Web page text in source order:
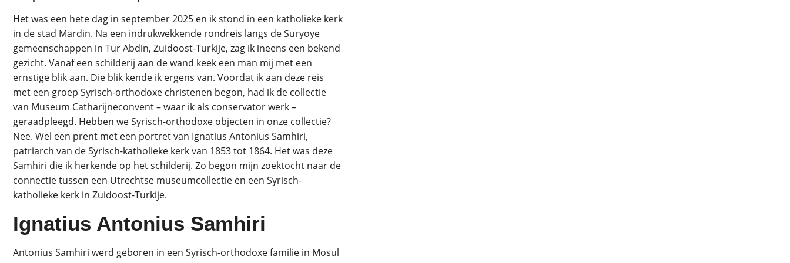
Het was een hete dag in september 2025 en ik stond in een katholieke kerk
in de stad Mardin. Na een indrukwekkende rondreis langs de Suryoye
gemeenschappen in Tur Abdin, Zuidoost-Turkije, zag ik ineens een bekend
gezicht. Vanaf een schilderij aan de wand keek een man mij met een
ernstige blik aan. Die blik kende ik ergens van. Voordat ik aan deze reis
met een groep Syrisch-orthodoxe christenen begon, had ik de collectie
van Museum Catharijneconvent – waar ik als conservator werk –
geraadpleegd. Hebben we Syrisch-orthodoxe objecten in onze collectie?
Nee. Wel een prent met een portret van Ignatius Antonius Samhiri,
patriarch van de Syrisch-katholieke kerk van 1853 tot 1864. Het was deze
Samhiri die ik herkende op het schilderij. Zo begon mijn zoektocht naar de
connectie tussen een Utrechtse museumcollectie en een Syrisch-
katholieke kerk in Zuidoost-Turkije.
Ignatius Antonius Samhiri
Antonius Samhiri werd geboren in een Syrisch-orthodoxe familie in Mosul